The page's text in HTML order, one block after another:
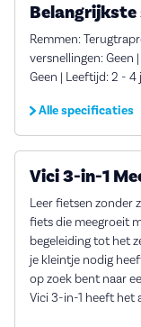
Remmen:
versnellingen: Geen
Geen | Leeftijd: 2 - 4
Alle specificaties
Vici 3-in-1
Leer fietsen zonder
fiets die meegroeit
begeleiding tot het
je kleintje nodig
op zoek bent naar
Vici 3-in-1 heeft het